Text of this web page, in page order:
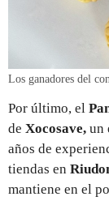
Los ganadores del
Por último, el
de Xocosave, un
años de
tiendas en
mantiene en el